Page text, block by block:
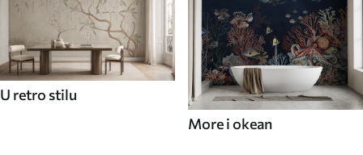
U retro stilu
More i okean